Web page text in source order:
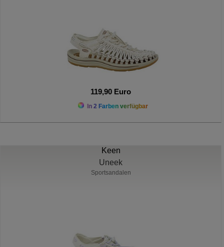
119,90 Euro
In 2 Farben verfügbar
Keen
Uneek
Sportsandalen